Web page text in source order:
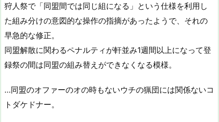
狩人祭で「同盟間では同じ組になる」という仕様を利用し
た組み分けの意図的な操作の指摘があったようで、それの
早急的な修正。
同盟解散に関わるペナルティが軒並み1週間以上になって登
録祭の間は同盟の組み替えができなくなる模様。
…同盟のオファーのオの時もないウチの猟団には関係ないコ
トダケドナー。